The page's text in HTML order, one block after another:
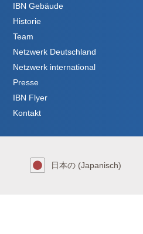
IBN Gebäude
Historie
Team
Netzwerk Deutschland
Netzwerk international
Presse
IBN Flyer
Kontakt
日本の (Japanisch)